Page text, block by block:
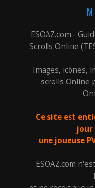
ESOAZ.com -
Scrolls Online
Images, icônes,
scrolls Online
Ce site est
jour
une joueuse
ESOAZ.com